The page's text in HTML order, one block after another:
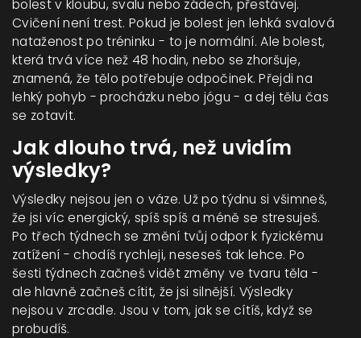
bolest v kloubu, svalu nebo zádech, přestávej.
Cvičení není trest. Pokud je bolest jen lehká svalová
nataženost po tréninku - to je normální. Ale bolest,
která trvá více než 48 hodin, nebo se zhoršuje,
znamená, že tělo potřebuje odpočinek. Přejdi na
lehký pohyb - procházku nebo jógu - a dej tělu čas
se zotavit.
Jak dlouho trvá, než uvidím
výsledky?
Výsledky nejsou jen o váze. Už po týdnu si všimneš,
že jsi víc energický, spíš spíš a méně se stresuješ.
Po třech týdnech se změní tvůj odpor k fyzickému
zatížení - chodíš rychleji, neseseš tak lehce. Po
šesti týdnech začneš vidět změny ve tvaru těla -
ale hlavně začneš cítit, že jsi silnější. Výsledky
nejsou v zrcadle. Jsou v tom, jak se cítíš, když se
probudíš.